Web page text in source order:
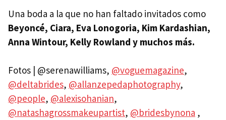
Una boda a la que no han faltado invitados como
Beyoncé, Ciara, Eva Lonogoria, Kim Kardashian,
Anna Wintour, Kelly Rowland y muchos más.
Fotos | @serenawilliams, @voguemagazine,
@deltabrides, @allanzepedaphotography,
@people, @alexisohanian,
@natashagrossmakeupartist, @bridesbynona ,